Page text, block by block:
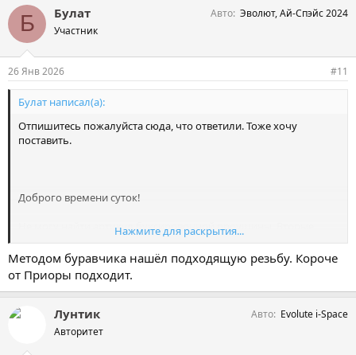
Б Булат
Участник
Авто Эволют, Ай-Спэйс 2024
26 Янв 2026 #11
Булат написал(а):
Отпишитесь пожалуйста сюда, что ответили. Тоже хочу
поставить.
Доброго времени суток!
Не могу найти артикул буксировочной проушины. Вторые
сутки по интернетам ищу, нет инфо.
Мою дилеры реквизировали похоже. Через пол года только
обнаружил отсутствие когда застрял.
Или у кого есть она в наличии, кто может подсказать/снять
Нажмите для раскрытия...
Методом буравчика нашёл подходящую резьбу. Короче
от Приоры подходит.
Лунтик
Авторитет
Авто Evolute i-Space